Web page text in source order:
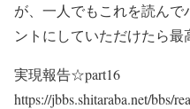
が、一人でもこれを読ん
ントにしていただけたら最
実現報告☆part16
https://jbbs.shitaraba.net/bbs/